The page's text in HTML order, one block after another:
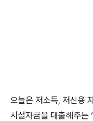
오늘은 저소득, 저신용
시설자금을 대출해주는